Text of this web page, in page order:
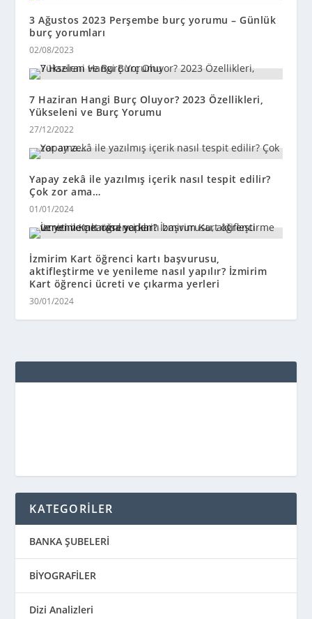
3 Ağustos 2023 Perşembe burç yorumu – Günlük
burç yorumları
02/08/2023
7 Haziran Hangi Burç Oluyor? 2023 Özellikleri,
Yükseleni ve Burç Yorumu
27/12/2022
Yapay zekâ ile yazılmış içerik nasıl tespit edilir?
Çok zor ama…
01/01/2024
İzmirim Kart öğrenci kartı başvurusu,
aktifleştirme ve yenileme nasıl yapılır? İzmirim
Kart öğrenci ücreti ve çıkarma yerleri
30/01/2024
KATEGORİLER
BANKA ŞUBELERİ
BİYOGRAFİLER
Dizi Analizleri